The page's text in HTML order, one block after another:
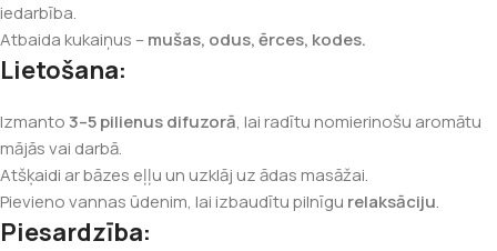
iedarbība.
Atbaida kukaiņus –mušas, odus, ērces, kodes.
Lietošana:
Izmanto3–5 pilienus difuzorā, lai radītu nomierinošu aromātu
mājās vai darbā.
Atšķaidi ar bāzes eļļu un uzklāj uz ādas masāžai.
Pievieno vannas ūdenim, lai izbaudītu pilnīgu relaksāciju.
Piesardzība: